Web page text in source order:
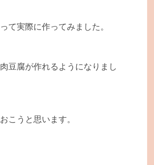
て実際に作ってみました。
豆腐が作れるようになりまし
こうと思います。